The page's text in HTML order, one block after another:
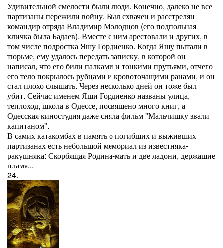
Удивительной смелости были люди. Конечно, далеко не все
партизаны пережили войну. Был схвачен и расстрелян
командир отряда Владимир Молодцов (его подпольная
кличка была Бадаев). Вместе с ним арестовали и других, в
том числе подростка Яшу Гордиенко. Когда Яшу пытали в
тюрьме, ему удалось передать записку, в которой он
написал, что его били палками и тонкими прутьями, отчего
его тело покрылось рубцами и кровоточащими ранами, и он
стал плохо слышать. Через несколько дней он тоже был
убит. Сейчас именем Яши Гордиенко названы улица,
теплоход, школа в Одессе, посвящено много книг, а
Одесская киностудия даже сняла фильм "Мальчишку звали
капитаном".
В самих катакомбах в память о погибших и выживших
партизанах есть небольшой мемориал из известняка-
ракушняка: Скорбящая Родина-мать и две ладони, держащие
пламя...
24.